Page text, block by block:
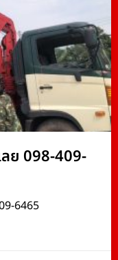
ลย 098-409-
6465